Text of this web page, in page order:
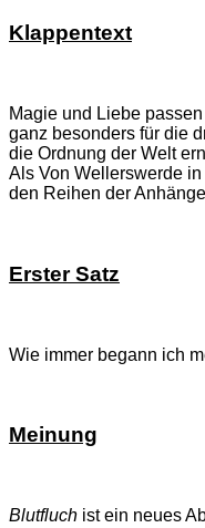
Klappentext
Magie und Liebe
ganz besonders für die
die Ordnung der Welt
Als Von Wellerswerde
den Reihen der
Erster Satz
Wie immer begann ich
Meinung
Blutfluch ist ein neues